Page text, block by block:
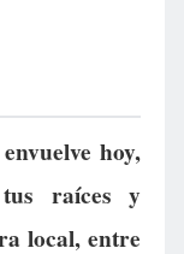
hoy,
raíces y
local, entre